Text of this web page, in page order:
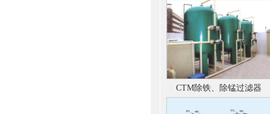
CTM除铁、除锰过滤器